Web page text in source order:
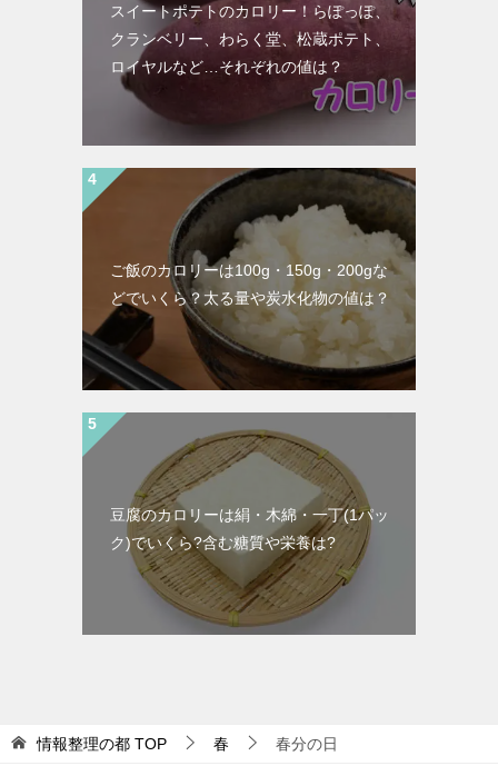
スイートポテトのカロリー！らぽっぽ、
クランベリー、わらく堂、松蔵ポテト、
ロイヤルなど…それぞれの値は？
ご飯のカロリーは100g・150g・200gな
どでいくら？太る量や炭水化物の値は？
豆腐のカロリーは絹・木綿・一丁(1パッ
ク)でいくら?含む糖質や栄養は?
情報整理の都 TOP 春 春分の日